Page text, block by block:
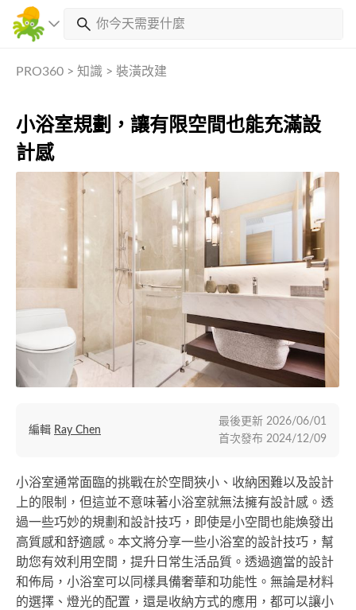
PRO360 > 知識 > 裝潢改建
小浴室規劃，讓有限空間也能充滿設
計感
小浴室通常面臨的挑戰在於空間狹小、收納困難以及設計
上的限制，但這並不意味著小浴室就無法擁有設計感。透
過一些巧妙的規劃和設計技巧，即使是小空間也能煥發出
高質感和舒適感。本文將分享一些小浴室的設計技巧，幫
助您有效利用空間，提升日常生活品質。透過適當的設計
和佈局，小浴室可以同樣具備奢華和功能性。無論是材料
的選擇、燈光的配置，還是收納方式的應用，都可以讓小
編輯 Ray Chen
最後更新 2026/06/01
首次發布 2024/12/09